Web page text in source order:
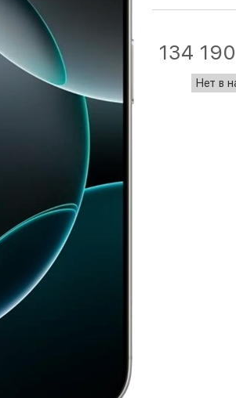
134 190
Нет в